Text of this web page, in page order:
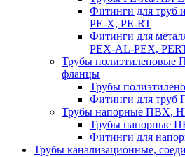
Фитинги для труб
PE-X, PE-RT
Фитинги для
PEX-AL-PEX,
Трубы
фланцы
Трубы
Фитинги для
Трубы напорные ПВХ,
Трубы напорные
Фитинги для
Трубы канализационные,